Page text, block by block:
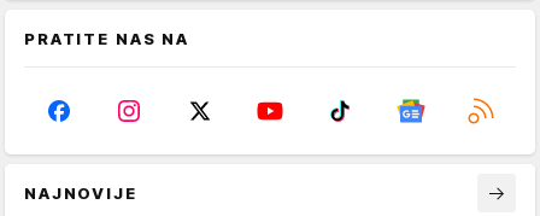
PRATITE NAS NA
NAJNOVIJE